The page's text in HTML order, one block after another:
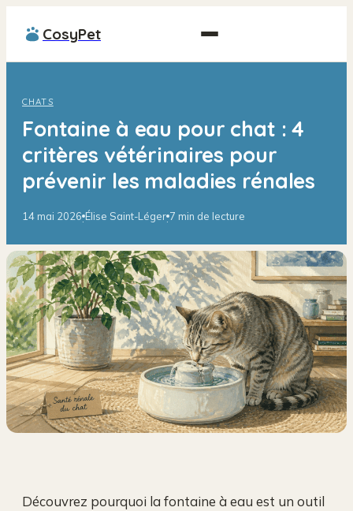
CosyPet
CHATS
Fontaine à eau pour chat : 4
critères vétérinaires pour
prévenir les maladies rénales
14 mai 2026·Élise Saint-Léger·7 min de lecture
Découvrez pourquoi la fontaine à eau est un outil